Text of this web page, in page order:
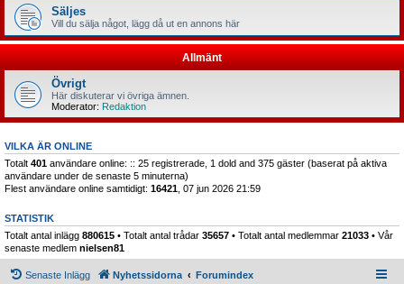
Säljes
Vill du sälja något, lägg då ut en annons här
Allmänt
Övrigt
Här diskuterar vi övriga ämnen.
Moderator: Redaktion
VILKA ÄR ONLINE
Totalt 401 användare online: :: 25 registrerade, 1 dold and 375 gäster (baserat på aktiva
användare under de senaste 5 minuterna)
Flest användare online samtidigt: 16421 , 07 jun 2026 21:59
STATISTIK
Totalt antal inlägg 880615 • Totalt antal trådar 35657 • Totalt antal medlemmar 21033 • Vår
senaste medlem nielsen81
Senaste Inlägg Nyhetssidorna Forumindex